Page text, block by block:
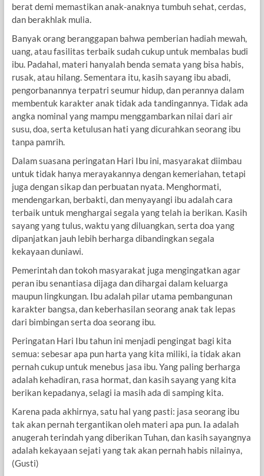
berat demi memastikan anak-anaknya tumbuh sehat, cerdas,
dan berakhlak mulia.
Banyak orang beranggapan bahwa pemberian hadiah mewah,
uang, atau fasilitas terbaik sudah cukup untuk membalas budi
ibu. Padahal, materi hanyalah benda semata yang bisa habis,
rusak, atau hilang. Sementara itu, kasih sayang ibu abadi,
pengorbanannya terpatri seumur hidup, dan perannya dalam
membentuk karakter anak tidak ada tandingannya. Tidak ada
angka nominal yang mampu menggambarkan nilai dari air
susu, doa, serta ketulusan hati yang dicurahkan seorang ibu
tanpa pamrih.
Dalam suasana peringatan Hari Ibu ini, masyarakat diimbau
untuk tidak hanya merayakannya dengan kemeriahan, tetapi
juga dengan sikap dan perbuatan nyata. Menghormati,
mendengarkan, berbakti, dan menyayangi ibu adalah cara
terbaik untuk menghargai segala yang telah ia berikan. Kasih
sayang yang tulus, waktu yang diluangkan, serta doa yang
dipanjatkan jauh lebih berharga dibandingkan segala
kekayaan duniawi.
Pemerintah dan tokoh masyarakat juga mengingatkan agar
peran ibu senantiasa dijaga dan dihargai dalam keluarga
maupun lingkungan. Ibu adalah pilar utama pembangunan
karakter bangsa, dan keberhasilan seorang anak tak lepas
dari bimbingan serta doa seorang ibu.
Peringatan Hari Ibu tahun ini menjadi pengingat bagi kita
semua: sebesar apa pun harta yang kita miliki, ia tidak akan
pernah cukup untuk menebus jasa ibu. Yang paling berharga
adalah kehadiran, rasa hormat, dan kasih sayang yang kita
berikan kepadanya, selagi ia masih ada di samping kita.
Karena pada akhirnya, satu hal yang pasti: jasa seorang ibu
tak akan pernah tergantikan oleh materi apa pun. Ia adalah
anugerah terindah yang diberikan Tuhan, dan kasih sayangnya
adalah kekayaan sejati yang tak akan pernah habis nilainya,
(Gusti)